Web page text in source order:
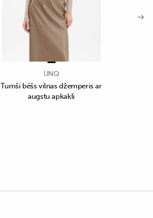
UNQ
Tumši bēšs vilnas džemperis ar
augstu apkakli